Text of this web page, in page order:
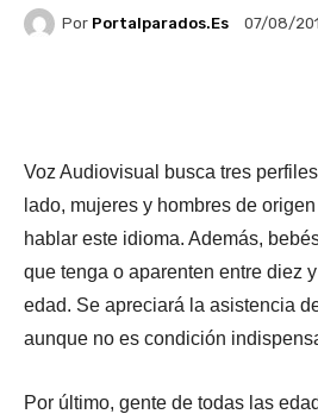
Por Portalparados.es 07/08/
Voz Audiovisual busca tres
lado, mujeres y hombres de
hablar este idioma. Además,
que tenga o aparenten entre diez
edad. Se apreciará la asistencia
aunque no es condición
Por último, gente de todas las